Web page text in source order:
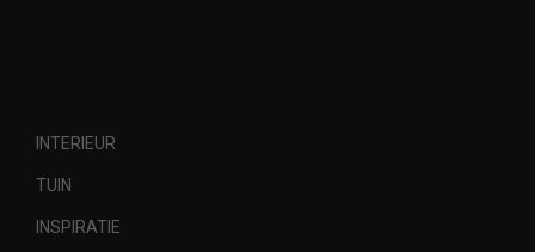
INTERIEUR
TUIN
INSPIRATIE